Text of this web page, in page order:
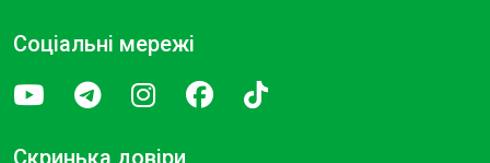
Соціальні мережі
Скринька довіри